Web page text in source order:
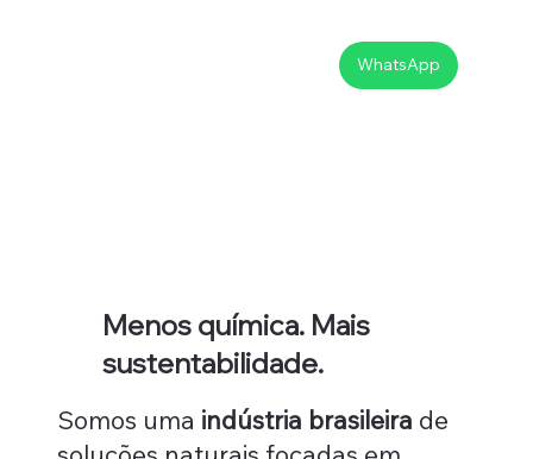
WhatsApp
Menos química. Mais
sustentabilidade.
Somos uma indústria brasileira de